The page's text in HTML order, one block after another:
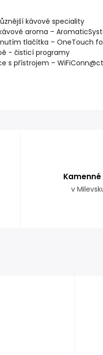
kávové speciality
aroma –
tlačítka – OneTouch
- čisticí programy
s přístrojem – WiFiConn@ct
v